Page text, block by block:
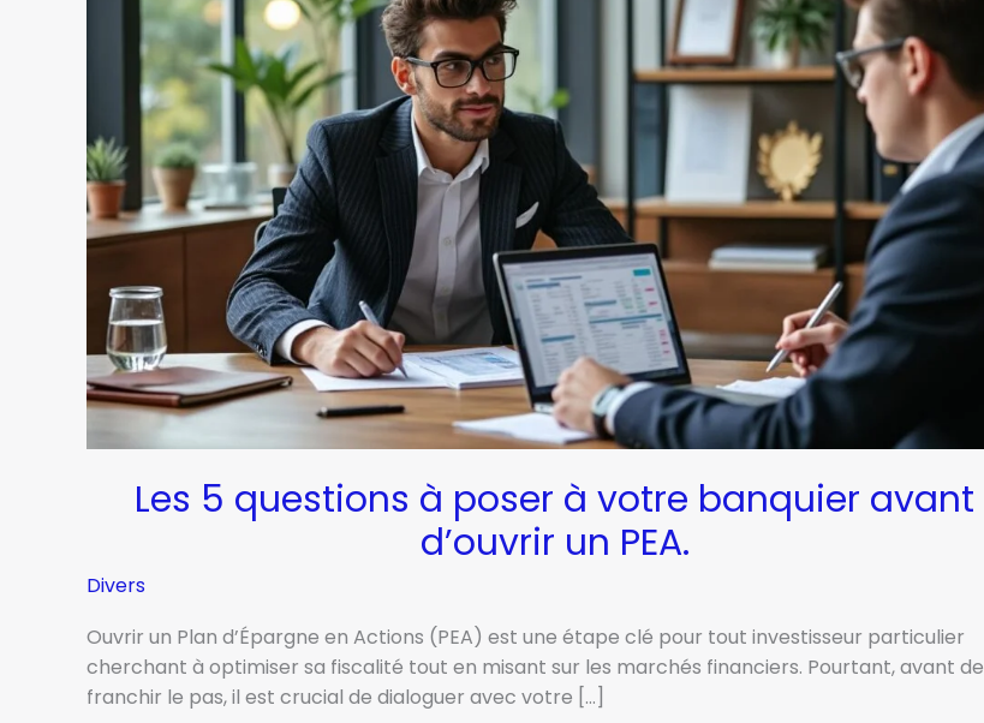
Les 5 questions à poser à votre banquier avant
d’ouvrir un PEA.
Divers
Ouvrir un Plan d’Épargne en Actions (PEA) est une étape clé pour tout investisseur particulier
cherchant à optimiser sa fiscalité tout en misant sur les marchés financiers. Pourtant, avant de
franchir le pas, il est crucial de dialoguer avec votre […]